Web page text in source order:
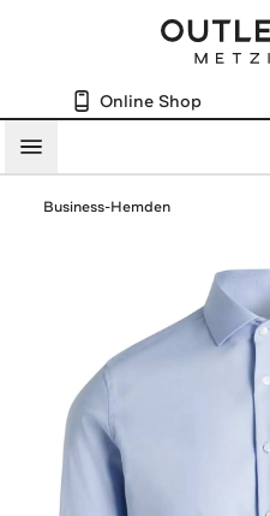
Online Shop
Menü
Business-Hemden